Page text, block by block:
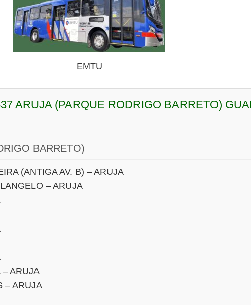
EMTU
ARUJA (PARQUE RODRIGO BARRETO)
BARRETO)
(ANTIGA AV. B) – ARUJA
– ARUJA
– ARUJA
– ARUJA